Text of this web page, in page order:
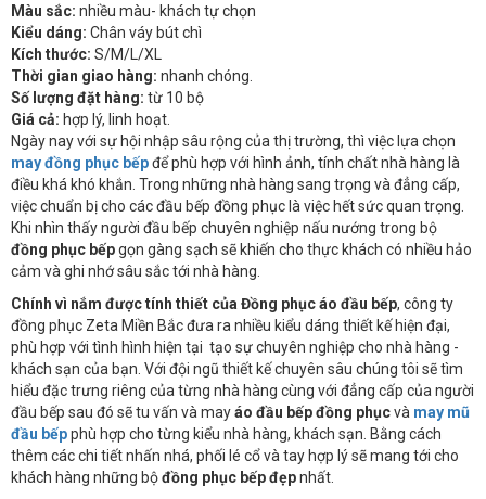
Màu sắc: nhiều màu- khách tự chọn
Kiểu dáng: Chân váy bút chì
Kích thước: S/M/L/XL
Thời gian giao hàng: nhanh chóng.
Số lượng đặt hàng: từ 10 bộ
Giá cả: hợp lý, linh hoạt.
Ngày nay với sự hội nhập sâu rộng của thị trường, thì việc lựa chọn
may đồng phục bếpđể phù hợp với hình ảnh, tính chất nhà hàng là
điều khá khó khắn. Trong những nhà hàng sang trọng và đẳng cấp,
việc chuẩn bị cho các đầu bếp đồng phục là việc hết sức quan trọng.
Khi nhìn thấy người đầu bếp chuyên nghiệp nấu nướng trong bộ
đồng phục bếpgọn gàng sạch sẽ khiến cho thực khách có nhiều hảo
cảm và ghi nhớ sâu sắc tới nhà hàng.
Chính vì nắm đượctính thiết củaĐồng phục áo đầu bếp, công ty
đồng phục Zeta Miền Bắc đưa ra nhiều kiểu dáng thiết kế hiện đại,
phù hợp với tình hình hiện tại tạo sự chuyên nghiệp cho nhà hàng -
khách sạn của bạn. Với đội ngũ thiết kế chuyên sâu chúng tôi sẽ tìm
hiểu đặc trưng riêng của từng nhà hàng cùng với đẳng cấp của người
đầu bếp sau đó sẽ tu vấn và mayáo đầu bếp đồng phụcvà may mũ
đầu bếpphù hợp cho từng kiểu nhà hàng, khách sạn. Bằng cách
thêm các chi tiết nhấn nhá, phối lé cổ và tay hợp lý sẽ mang tới cho
khách hàng những bộđồng phục bếp đẹpnhất.